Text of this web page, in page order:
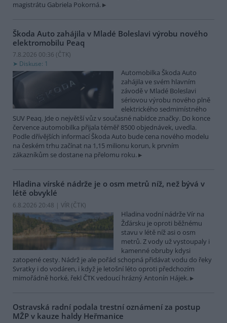
magistrátu Gabriela Pokorná.
Škoda Auto zahájila v Mladé Boleslavi výrobu nového
elektromobilu Peaq
7.8.2026 00:36 (ČTK)
Diskuse: 1
Automobilka Škoda Auto
zahájila ve svém hlavním
závodě v Mladé Boleslavi
sériovou výrobu nového plně
elektrického sedmimístného
SUV Peaq. Jde o největší vůz v současné nabídce značky. Do konce
července automobilka přijala téměř 8500 objednávek, uvedla.
Podle dřívějších informací Škoda Auto bude cena nového modelu
na českém trhu začínat na 1,15 milionu korun, k prvním
zákazníkům se dostane na přelomu roku.
Hladina vírské nádrže je o osm metrů níž, než bývá v
létě obvyklé
6.8.2026 20:48 | VÍR (ČTK)
Hladina vodní nádrže Vír na
Žďársku je oproti běžnému
stavu v létě níž asi o osm
metrů. Z vody už vystoupaly i
kamenné obruby kdysi
zatopené cesty. Nádrž je ale pořád schopná přidávat vodu do řeky
Svratky i do vodáren, i když je letošní léto oproti předchozím
mimořádně horké, řekl ČTK vedoucí hrázný Antonín Hájek.
Ostravská radní podala trestní oznámení za postup
MŽP v kauze haldy Heřmanice